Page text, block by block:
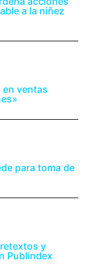
a la niñez
en ventas
para toma de
y
Publindex